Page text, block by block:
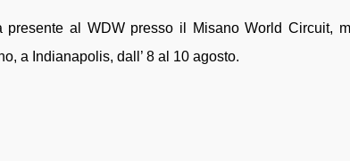
al WDW presso il Misano World Circuit,
a Indianapolis, dall’ 8 al 10 agosto.